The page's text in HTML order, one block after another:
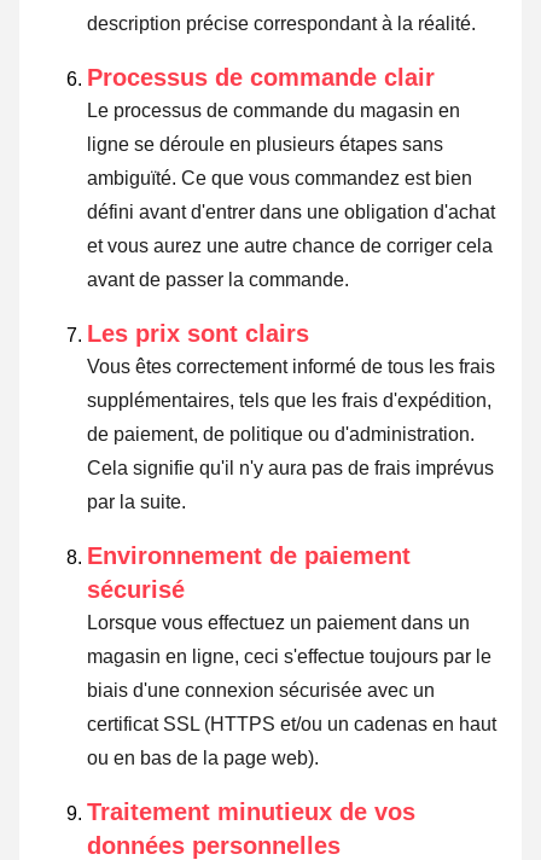
description précise correspondant à la réalité.
Processus de commande clair
Le processus de commande du magasin en
ligne se déroule en plusieurs étapes sans
ambiguïté. Ce que vous commandez est bien
défini avant d'entrer dans une obligation d'achat
et vous aurez une autre chance de corriger cela
avant de passer la commande.
Les prix sont clairs
Vous êtes correctement informé de tous les frais
supplémentaires, tels que les frais d'expédition,
de paiement, de politique ou d'administration.
Cela signifie qu'il n'y aura pas de frais imprévus
par la suite.
Environnement de paiement
sécurisé
Lorsque vous effectuez un paiement dans un
magasin en ligne, ceci s'effectue toujours par le
biais d'une connexion sécurisée avec un
certificat SSL (HTTPS et/ou un cadenas en haut
ou en bas de la page web).
Traitement minutieux de vos
données personnelles